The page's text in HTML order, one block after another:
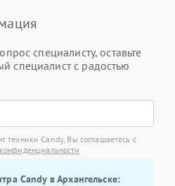
специалисту, оставьте
специалист с радостью
техники Candy, Вы соглашаетесь с
Candy в Архангельске: